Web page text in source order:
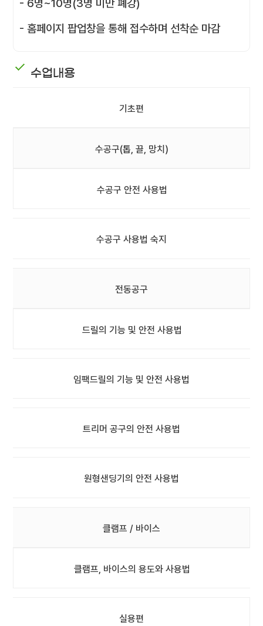
- 6명~10명(3명 미만 폐강)
- 홈페이지 팝업창을 통해 접수하며 선착순 마감
수업내용
기초편
수공구(톱, 끌, 망치)
수공구 안전 사용법
수공구 사용법 숙지
전동공구
드릴의 기능 및 안전 사용법
임팩드릴의 기능 및 안전 사용법
트리머 공구의 안전 사용법
원형샌딩기의 안전 사용법
클램프 / 바이스
클램프, 바이스의 용도와 사용법
실용편